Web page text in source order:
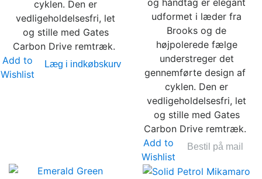
cyklen. Den er
vedligeholdelsesfri, let
og stille med Gates
Carbon Drive remtræk.
Add to
Wishlist
Læg i indkøbskurv
udformet i læder fra
Brooks og de
højpolerede fælge
understreger det
gennemførte design af ​​
cyklen. Den er
vedligeholdelsesfri, let
og stille med Gates
Carbon Drive remtræk.
Add to
Wishlist
Bestil på mail